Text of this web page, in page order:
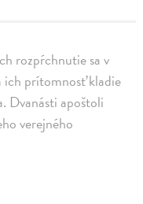
rozpŕchnutie sa v
ich prítomnosť kladie
Dvanásti apoštoli
verejného